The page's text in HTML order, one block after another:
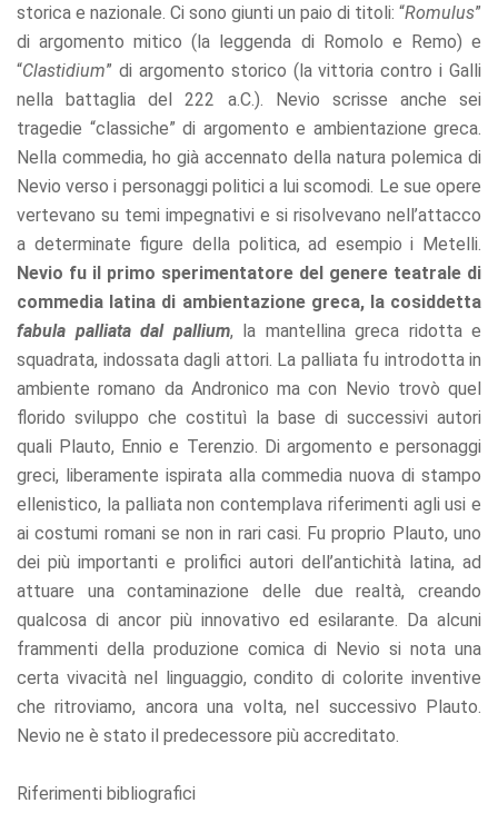
storica e nazionale. Ci sono giunti un paio di titoli: “Romulus”
di argomento mitico (la leggenda di Romolo e Remo) e
“Clastidium” di argomento storico (la vittoria contro i Galli
nella battaglia del 222 a.C.). Nevio scrisse anche sei
tragedie “classiche” di argomento e ambientazione greca.
Nella commedia, ho già accennato della natura polemica di
Nevio verso i personaggi politici a lui scomodi. Le sue opere
vertevano su temi impegnativi e si risolvevano nell’attacco
a determinate figure della politica, ad esempio i Metelli.
Nevio fu il primo sperimentatore del genere teatrale di
commedia latina di ambientazione greca, la cosiddetta
fabula palliata dal pallium, la mantellina greca ridotta e
squadrata, indossata dagli attori. La palliata fu introdotta in
ambiente romano da Andronico ma con Nevio trovò quel
florido sviluppo che costituì la base di successivi autori
quali Plauto, Ennio e Terenzio. Di argomento e personaggi
greci, liberamente ispirata alla commedia nuova di stampo
ellenistico, la palliata non contemplava riferimenti agli usi e
ai costumi romani se non in rari casi. Fu proprio Plauto, uno
dei più importanti e prolifici autori dell’antichità latina, ad
attuare una contaminazione delle due realtà, creando
qualcosa di ancor più innovativo ed esilarante. Da alcuni
frammenti della produzione comica di Nevio si nota una
certa vivacità nel linguaggio, condito di colorite inventive
che ritroviamo, ancora una volta, nel successivo Plauto.
Nevio ne è stato il predecessore più accreditato.
Riferimenti bibliografici